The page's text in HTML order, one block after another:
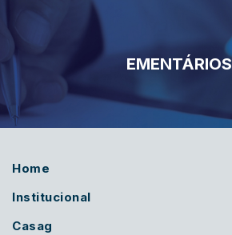
EMENTÁRIOS
Home
Institucional
Casag